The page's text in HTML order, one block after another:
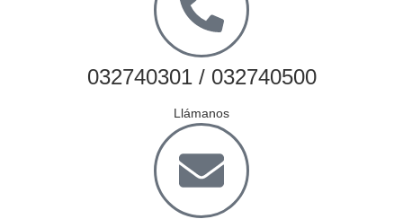
032740301 / 032740500
Llámanos